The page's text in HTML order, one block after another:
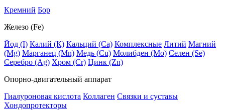
Кремний Бор
Железо (Fe)
Йод (I) Калий (К) Кальций (Са) Комплексные Литий Магний
(Mg) Марганец (Mn) Медь (Сu) Молибден (Мо) Селен (Se)
Серебро (Ag) Хром (Cr) Цинк (Zn)
Опорно-двигательный аппарат
Гиалуроновая кислота Коллаген Связки и суставы
Хондопротекторы